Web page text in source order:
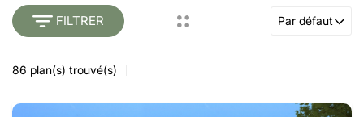
FILTRER Par défaut
86 plan(s) trouvé(s)